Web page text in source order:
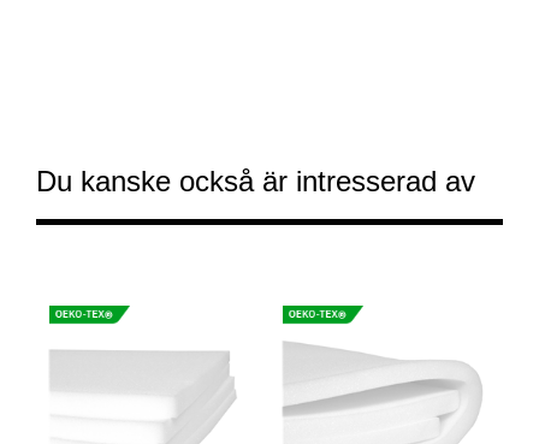
Du kanske också är intresserad av